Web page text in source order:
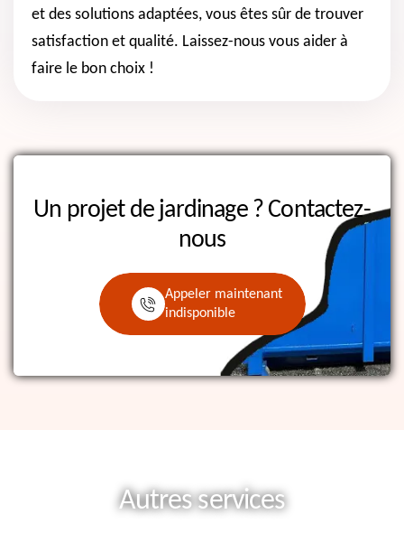
et des solutions adaptées, vous êtes sûr de trouver
satisfaction et qualité. Laissez-nous vous aider à
faire le bon choix !
Un projet de jardinage ? Contactez-
nous
Appeler maintenant
indisponible
Autres services